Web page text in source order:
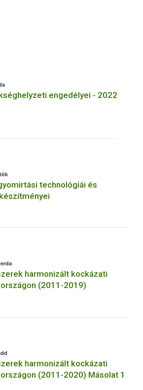
engedélyei - 2022
technológiái és
harmonizált kockázati
(2011-2019)
harmonizált kockázati
(2011-2020) Másolat 1